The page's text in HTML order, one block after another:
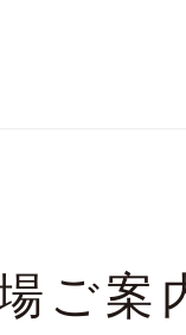
ご案